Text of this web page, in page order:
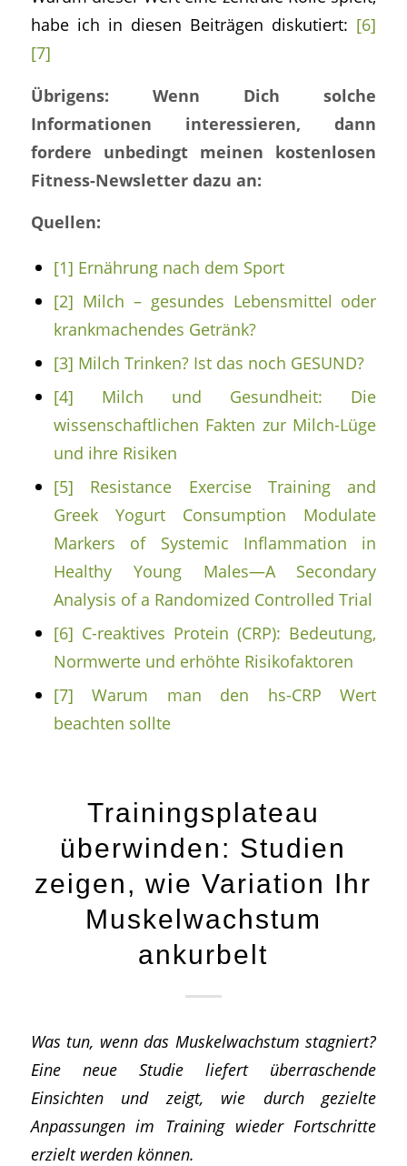
habe ich in diesen Beiträgen diskutiert: [6]
[7]
Übrigens: Wenn Dich solche
Informationen interessieren, dann
fordere unbedingt meinen kostenlosen
Fitness-Newsletter dazu an:
Quellen:
[1] Ernährung nach dem Sport
[2] Milch – gesundes Lebensmittel oder
krankmachendes Getränk?
[3] Milch Trinken? Ist das noch GESUND?
[4] Milch und Gesundheit: Die
wissenschaftlichen Fakten zur Milch-Lüge
und ihre Risiken
[5] Resistance Exercise Training and
Greek Yogurt Consumption Modulate
Markers of Systemic Inflammation in
Healthy Young Males—A Secondary
Analysis of a Randomized Controlled Trial
[6] C-reaktives Protein (CRP): Bedeutung,
Normwerte und erhöhte Risikofaktoren
[7]Warum man den hs-CRP Wert
beachten sollte
Trainingsplateau
überwinden: Studien
zeigen, wie Variation Ihr
Muskelwachstum
ankurbelt
Was tun, wenn das Muskelwachstum stagniert?
Eine neue Studie liefert überraschende
Einsichten und zeigt, wie durch gezielte
Anpassungen im Training wieder Fortschritte
erzielt werden können.